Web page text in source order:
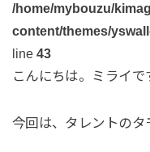
/home/mybouzu/
content/themes/
line 43
こんにちは。ミライで
今回は、タレントのタ